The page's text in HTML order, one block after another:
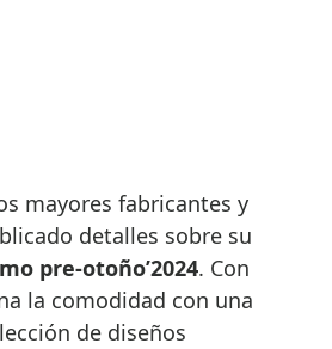
detalles sobre su
pre-otoño’2024. Con
la comodidad con una
de diseños